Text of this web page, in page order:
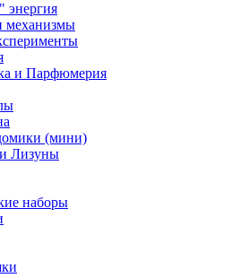
энергия
механизмы
и Парфюмерия
(мини)
Лизуны
наборы